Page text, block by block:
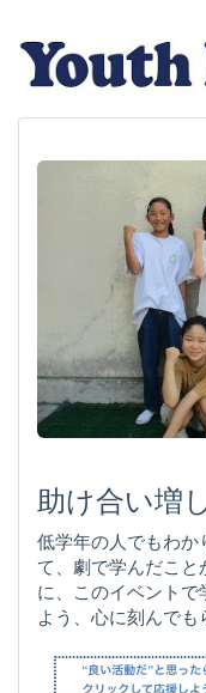
助け合い増
低学年の人でもわか
て、劇で学んだこと
に、このイベント
よう、心に刻んで